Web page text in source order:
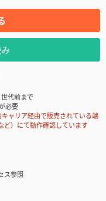
代前まで
必要
ャリア経由で販売されている端
ど）にて動作確認しています
ス参照